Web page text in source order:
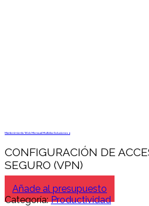
Mantenimiento Web Mensual Multidisc Soluciones 4
CONFIGURACIÓN DE
SEGURO (VPN)
Añade al presupuesto
Categoría:Productividad